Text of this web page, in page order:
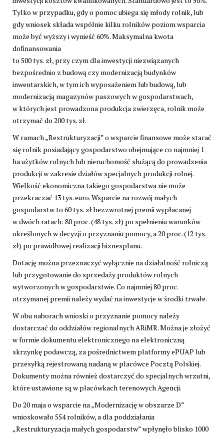
Tylko w przypadku, gdy o pomoc ubiega się młody rolnik, lub
gdy wniosek składa wspólnie kilku rolników poziom wsparcia
może być wyższy i wynieść 60%. Maksymalna kwota
dofinansowania
to 500 tys. zł, przy czym dla inwestycji niezwiązanych
bezpośrednio z budową czy modernizacją budynków
inwentarskich, w tym ich wyposażeniem lub budową, lub
modernizacją magazynów paszowych w gospodarstwach,
w których jest prowadzona produkcja zwierzęca, rolnik może
otrzymać do 200 tys. zł.
W ramach „Restrukturyzacji” o wsparcie finansowe może starać
się rolnik posiadający gospodarstwo obejmujące co najmniej 1
ha użytków rolnych lub nieruchomość służącą do prowadzenia
produkcji w zakresie działów specjalnych produkcji rolnej.
Wielkość ekonomiczna takiego gospodarstwa nie może
przekraczać 13 tys. euro. Wsparcie na rozwój małych
gospodarstw to 60 tys. zł bezzwrotnej premii wypłacanej
w dwóch ratach: 80 proc. (48 tys. zł) po spełnieniu warunków
określonych w decyzji o przyznaniu pomocy, a 20 proc. (12 tys.
zł) po prawidłowej realizacji biznesplanu.
Dotację można przeznaczyć wyłącznie na działalność rolniczą
lub przygotowanie do sprzedaży produktów rolnych
wytworzonych w gospodarstwie. Co najmniej 80 proc.
otrzymanej premii należy wydać na inwestycje w środki trwałe.
W obu naborach wnioski o przyznanie pomocy należy
dostarczać do oddziałów regionalnych ARiMR. Można je złożyć
w formie dokumentu elektronicznego na elektroniczną
skrzynkę podawczą, za pośrednictwem platformy ePUAP lub
przesyłką rejestrowaną nadaną w placówce Pocztą Polskiej.
Dokumenty można również dostarczyć do specjalnych wrzutni,
które ustawione są w placówkach terenowych Agencji.
Do 20 maja o wsparcie na „Modernizację w obszarze D”
wnioskowało 554 rolników, a dla poddziałania
„Restrukturyzacja małych gospodarstw” wpłynęło blisko 1000